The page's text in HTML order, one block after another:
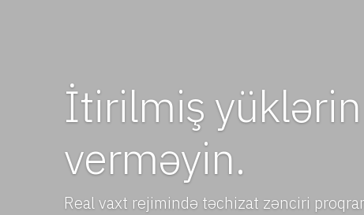
İtirilmiş
verməyin.
Real vaxt rejimində təchizat zənciri